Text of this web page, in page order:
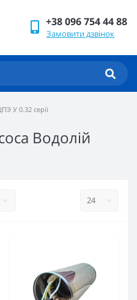
+38 096 754 44 88
Замовити дзвінок
У 0.32 серії
Водолій